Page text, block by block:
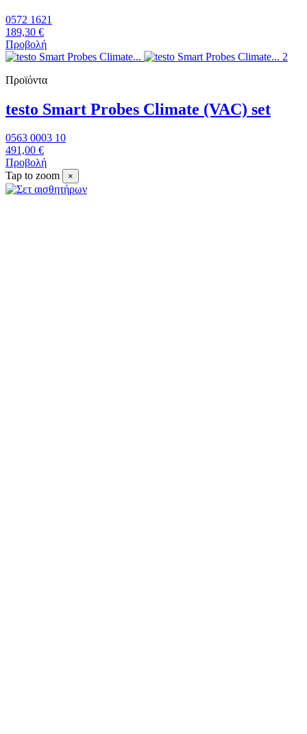
0572 1621
189,30 €
Προβολή
Προϊόντα
testo Smart Probes Climate (VAC) set
0563 0003 10
491,00 €
Προβολή
Tap to zoom
×